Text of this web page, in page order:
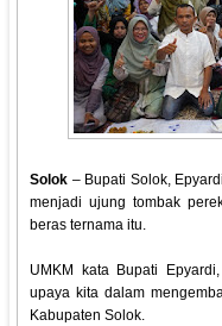
Solok – Bupati Solok,
menjadi ujung tombak
beras ternama itu.
UMKM kata Bupati
upaya kita dalam
Kabupaten Solok.